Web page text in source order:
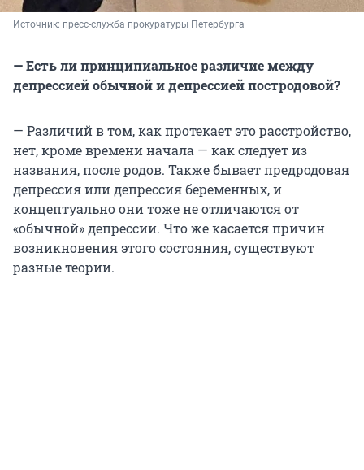
Источник: пресс-служба прокуратуры Петербурга
— Есть ли принципиальное различие между
депрессией обычной и депрессией постродовой?
— Различий в том, как протекает это расстройство,
нет, кроме времени начала — как следует из
названия, после родов. Также бывает предродовая
депрессия или депрессия беременных, и
концептуально они тоже не отличаются от
«обычной» депрессии. Что же касается причин
возникновения этого состояния, существуют
разные теории.